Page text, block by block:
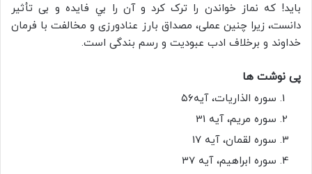
باید! که نماز خواندن را ترک کرد و آن را بي فايده و بی تأثیر
دانست، زيرا چنين عملی، مصداق بارز عنادورزی و مخالفت با فرمان
خداوند و برخلاف ادب عبودیت و رسم بندگی است.
پی نوشت ها
سوره الذاریات، آیه۵۶
سوره مریم، آیه 31
سوره لقمان، آیه 17
سوره ابراهیم، آیه 37